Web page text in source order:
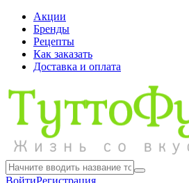
Акции
Бренды
Рецепты
Как заказать
Доставка и оплата
ВойтиРегистрация